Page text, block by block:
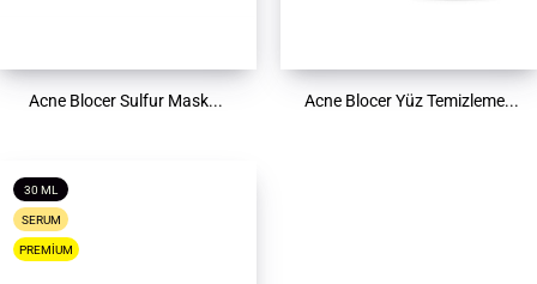
Acne Blocer Sulfur Mask... Acne Blocer Yüz Temizleme...
30 ML
SERUM
PREMIUM